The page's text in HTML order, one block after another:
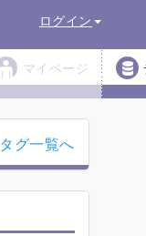
ログイン
マイページ
タグ一覧へ